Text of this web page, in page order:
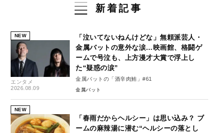
新着記事
NEW
エンタメ
2026.08.09
「泣いてないねんけどな」無頼派芸人・
金属バットの意外な涙…映画館、格闘ゲ
ームで号泣も、上方漫才大賞で浮上し
た“疑惑の涙”
金属バットの「酒辛肉鮪」#61
金属バット
NEW
「春雨だからヘルシー」は思い込み？ ブ
ームの麻辣湯に潜む“ヘルシーの落とし